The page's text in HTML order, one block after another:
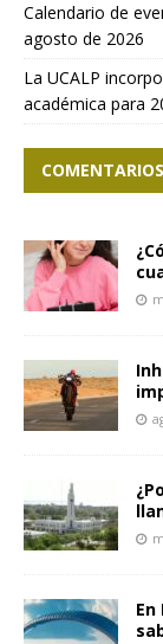
Calendario de
agosto de 2026
La UCALP
académica para